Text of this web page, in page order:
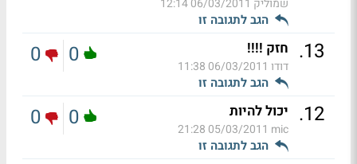
שמוליק 06/03/2011 12:14
הגב לתגובה זו
13
. חזק !!!!
דודו 06/03/2011 11:38
הגב לתגובה זו
0
0
12
. יכול להיות
mic
05/03/2011 21:28
הגב לתגובה זו
0
0